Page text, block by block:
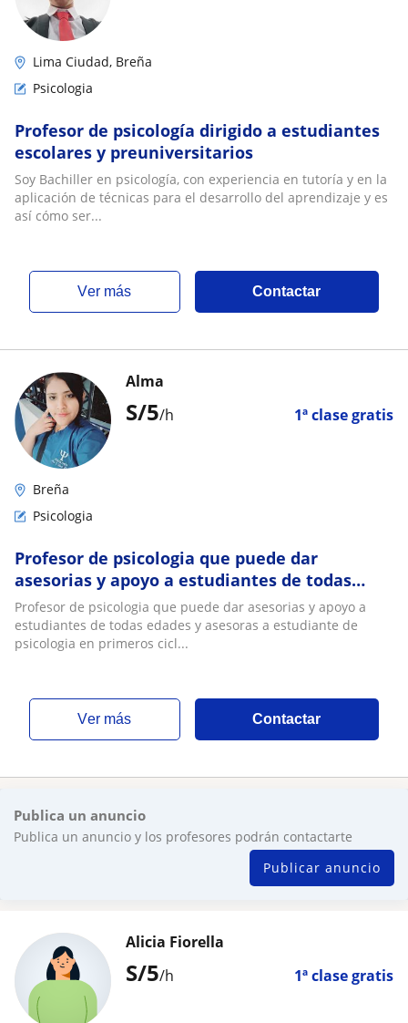
Lima Ciudad, Breña
Psicologia
Profesor de psicología dirigido a estudiantes
escolares y preuniversitarios
Soy Bachiller en psicología, con experiencia en tutoría y en la
aplicación de técnicas para el desarrollo del aprendizaje y es
así cómo ser...
ver más Contactar
S/5/h 1ª clase gratis
Alma
Breña
Psicologia
Profesor de psicologia que puede dar
asesorias y apoyo a estudiantes de todas
edades y asesoras a estudiante de psicologia
en primeros ciclos
Profesor de psicologia que puede dar asesorias y apoyo a
estudiantes de todas edades y asesoras a estudiante de
psicologia en primeros cicl...
ver más Contactar
Publica un anuncio
Publica un anuncio y los profesores podrán contactarte
Publicar anuncio
S/5/h 1ª clase gratis
Alicia Fiorella